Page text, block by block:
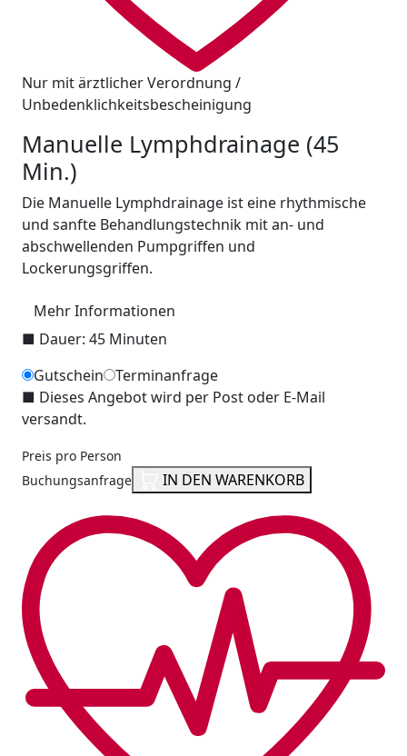
Nur mit ärztlicher Verordnung /
Unbedenklichkeitsbescheinigung
Manuelle Lymphdrainage (45
Min.)
Die Manuelle Lymphdrainage ist eine rhythmische
und sanfte Behandlungstechnik mit an- und
abschwellenden Pumpgriffen und
Lockerungsgriffen.
Mehr Informationen
■ Dauer: 45 Minuten
Gutschein
Terminanfrage
■ Dieses Angebot wird per Post oder E-Mail
versandt.
Preis pro Person
Buchungsanfrage
IN DEN WARENKORB